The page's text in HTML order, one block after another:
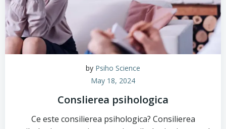
by Psiho Science
May 18, 2024
Conslierea psihologica
Ce este consilierea psihologica? Consilierea